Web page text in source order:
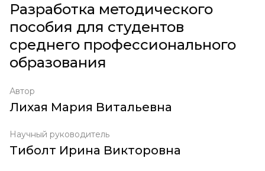
Разработка методического
пособия для студентов
среднего профессионального
образования
Автор
Лихая Мария Витальевна
Научный руководитель
Тиболт Ирина Викторовна